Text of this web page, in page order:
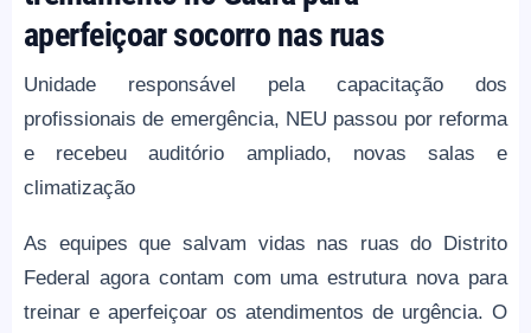
aperfeiçoar socorro nas ruas
Unidade responsável pela capacitação dos
profissionais de emergência, NEU passou por reforma
e recebeu auditório ampliado, novas salas e
climatização
As equipes que salvam vidas nas ruas do Distrito
Federal agora contam com uma estrutura nova para
treinar e aperfeiçoar os atendimentos de urgência. O